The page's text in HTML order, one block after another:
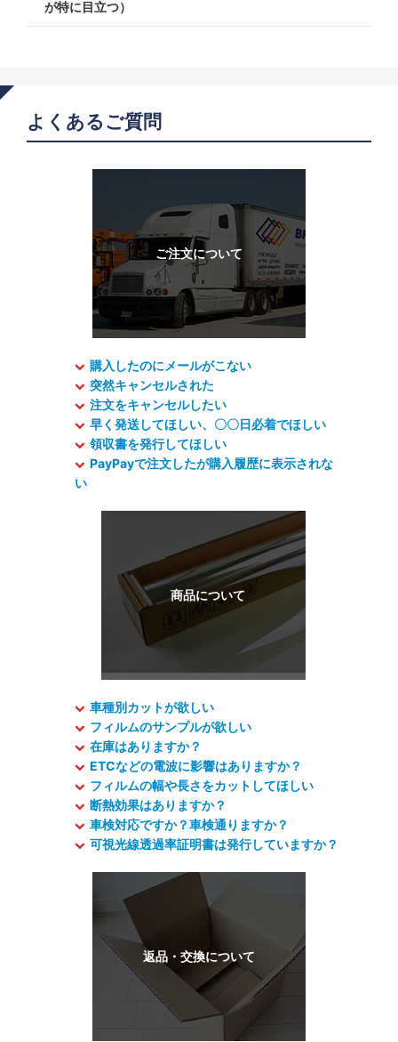
が特に目立つ）
よくあるご質問
購入したのにメールがこない
突然キャンセルされた
注文をキャンセルしたい
早く発送してほしい、〇〇日必着でほしい
領収書を発行してほしい
PayPayで注文したが購入履歴に表示されな
い
車種別カットが欲しい
フィルムのサンプルが欲しい
在庫はありますか？
ETCなどの電波に影響はありますか？
フィルムの幅や長さをカットしてほしい
断熱効果はありますか？
車検対応ですか？車検通りますか？
可視光線透過率証明書は発行していますか？